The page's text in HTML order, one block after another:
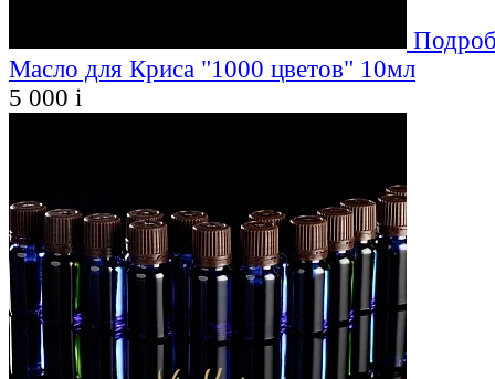
Масло для Криса "1000 цветов" 10мл
5 000 i